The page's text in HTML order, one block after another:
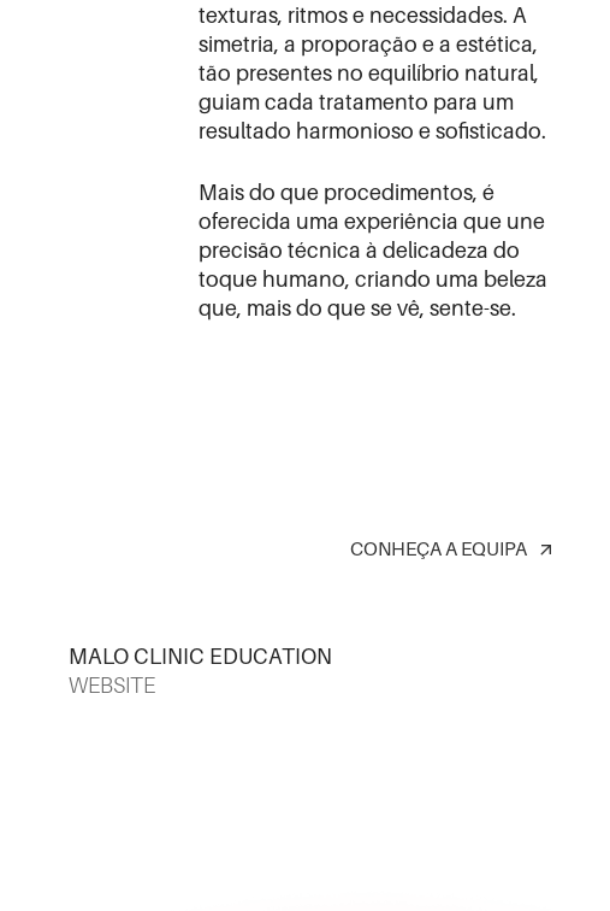
texturas, ritmos e necessidades. A
simetria, a proporação e a estética,
tão presentes no equilíbrio natural,
guiam cada tratamento para um
resultado harmonioso e sofisticado.
Mais do que procedimentos, é
oferecida uma experiência que une
precisão técnica à delicadeza do
toque humano, criando uma beleza
que, mais do que se vê, sente-se.
CONHEÇA A EQUIPA arrow_outward
MALO CLINIC EDUCATION
WEBSITE